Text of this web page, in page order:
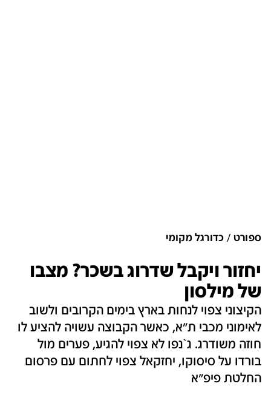
ספורט כדורגל מקומי
יחזור ויקבל שדרוג בשכר? מצבו
של מילסון
הקיצוני צפוי לנחות בארץ בימים הקרובים ולשוב
לאימוני מכבי ת"א, כאשר הקבוצה עשויה להציע לו
חוזה משודרג. ג`נפו לא צפוי להגיע, פערים מול
בורדו על סיסוקו, יחזקאל צפוי לחתום עם פרסום
החלטת פיפ"א